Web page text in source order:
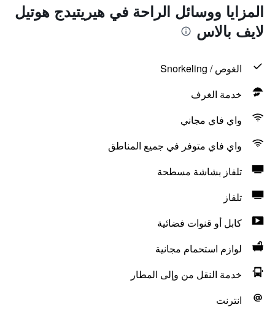
المزايا ووسائل الراحة في هيريتيدج هوتيل
لايف بالاس
الغوص / Snorkeling
خدمة الغرف
واي فاي مجاني
واي فاي متوفر في جميع المناطق
تلفاز بشاشة مسطحة
تلفاز
كابل أو قنوات فضائية
لوازم استحمام مجانية
خدمة النقل من وإلى المطار
انترنت